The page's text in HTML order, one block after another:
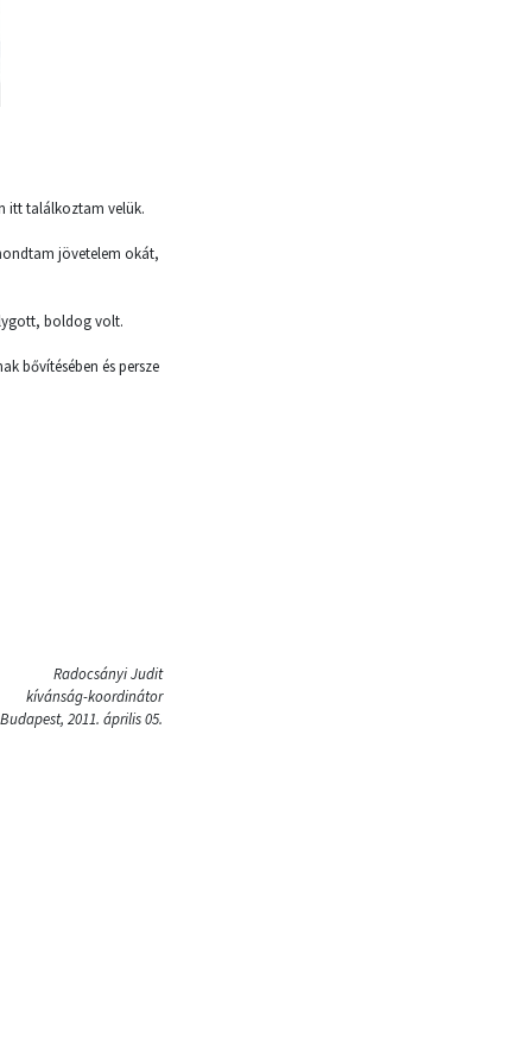
itt találkoztam velük.
jövetelem okát,
boldog volt.
bővítésében és persze
Radocsányi Judit
kívánság-koordinátor
Budapest, 2011. április 05.